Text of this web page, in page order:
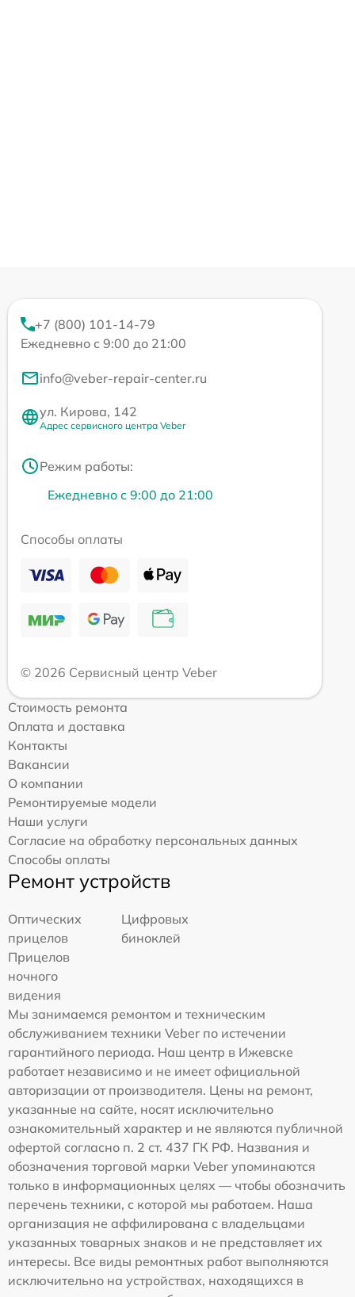
+7 (800) 101-14-79
Ежедневно с 9:00 до 21:00
info@veber-repair-center.ru
ул. Кирова, 142
Адрес сервисного центра Veber
Режим работы:
Ежедневно с 9:00 до 21:00
Способы оплаты
© 2026 Сервисный центр Veber
Стоимость ремонта
Оплата и доставка
Контакты
Вакансии
О компании
Ремонтируемые модели
Наши услуги
Согласие на обработку персональных данных
Способы оплаты
Ремонт устройств
Оптических
прицелов
Цифровых
биноклей
Прицелов
ночного
видения
Мы занимаемся ремонтом и техническим
обслуживанием техники Veber по истечении
гарантийного периода. Наш центр в Ижевске
работает независимо и не имеет официальной
авторизации от производителя. Цены на ремонт,
указанные на сайте, носят исключительно
ознакомительный характер и не являются публичной
офертой согласно п. 2 ст. 437 ГК РФ. Названия и
обозначения торговой марки Veber упоминаются
только в информационных целях — чтобы обозначить
перечень техники, с которой мы работаем. Наша
организация не аффилирована с владельцами
указанных товарных знаков и не представляет их
интересы. Все виды ремонтных работ выполняются
исключительно на устройствах, находящихся в